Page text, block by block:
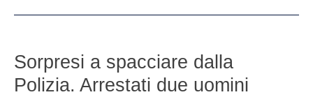
Sorpresi a spacciare dalla
Polizia. Arrestati due uomini
a
spacciare
dalla